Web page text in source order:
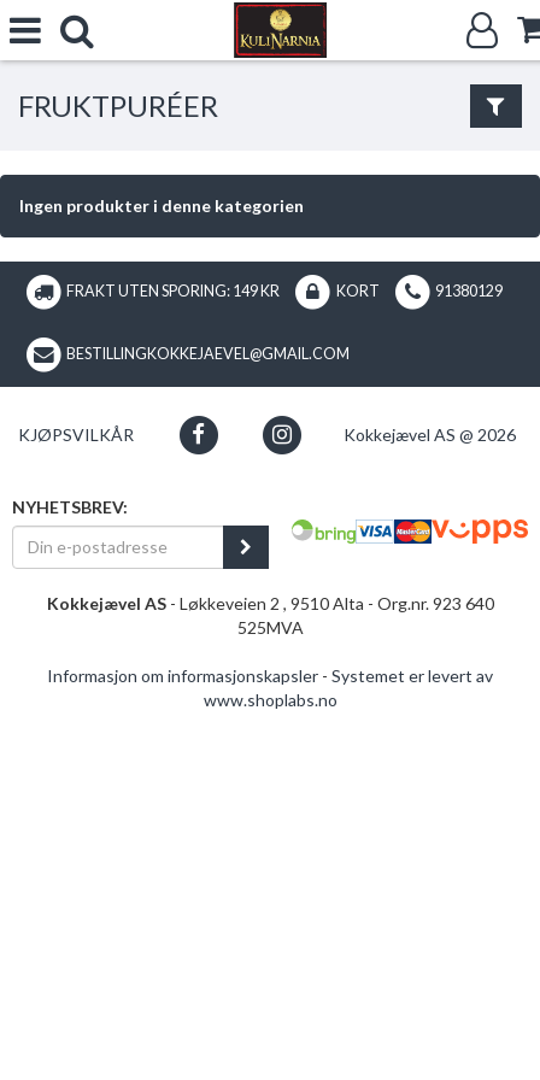
FRUKTPURÉER
Ingen produkter i denne kategorien
FRAKT UTEN SPORING: 149 KR KORT 91380129
BESTILLINGKOKKEJAEVEL@GMAIL.COM
KJØPSVILKÅR Kokkejævel AS @ 2026
NYHETSBREV:
Kokkejævel AS- Løkkeveien 2 , 9510 Alta - Org.nr. 923 640
525MVA
Informasjon om informasjonskapsler - Systemet er levert av
www.shoplabs.no